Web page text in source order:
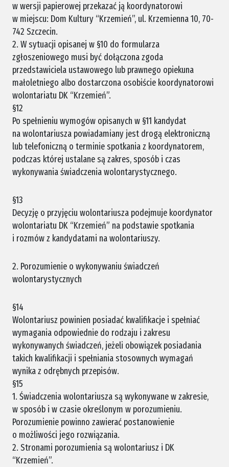
w wersji papierowej przekazać ją koordynatorowi
w miejscu: Dom Kultury “Krzemień”, ul. Krzemienna 10, 70-
742 Szczecin.
2. W sytuacji opisanej w §10 do formularza
zgłoszeniowego musi być dołączona zgoda
przedstawiciela ustawowego lub prawnego opiekuna
małoletniego albo dostarczona osobiście koordynatorowi
wolontariatu DK “Krzemień”.
§12
Po spełnieniu wymogów opisanych w §11 kandydat
na wolontariusza powiadamiany jest drogą elektroniczną
lub telefoniczną o terminie spotkania z koordynatorem,
podczas której ustalane są zakres, sposób i czas
wykonywania świadczenia wolontarystycznego.
§13
Decyzję o przyjęciu wolontariusza podejmuje koordynator
wolontariatu DK “Krzemień” na podstawie spotkania
i rozmów z kandydatami na wolontariuszy.
2. Porozumienie o wykonywaniu świadczeń
wolontarystycznych
§14
Wolontariusz powinien posiadać kwalifikacje i spełniać
wymagania odpowiednie do rodzaju i zakresu
wykonywanych świadczeń, jeżeli obowiązek posiadania
takich kwalifikacji i spełniania stosownych wymagań
wynika z odrębnych przepisów.
§15
1. Świadczenia wolontariusza są wykonywane w zakresie,
w sposób i w czasie określonym w porozumieniu.
Porozumienie powinno zawierać postanowienie
o możliwości jego rozwiązania.
2. Stronami porozumienia są wolontariusz i DK
“Krzemień”.